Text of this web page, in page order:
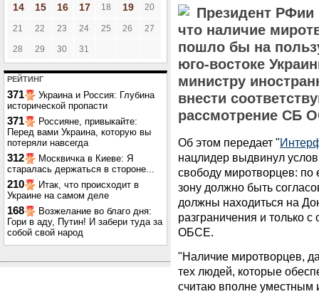
14
15 16 17 18 19 20
21 22 23 24 25 26 27
28 29 30 31
РЕЙТИНГ
371
Украина и Россия: Глубина
исторической пропасти
371
Россияне, привыкайте:
Перед вами Украина, которую вы
потеряли навсегда
312
Москвичка в Киеве: Я
старалась держаться в стороне...
210
Итак, что происходит в
Украине на самом деле
168
Возжелание во благо дня:
Гори в аду, Путин! И забери туда за
собой свой народ
Президент
что наличие
пошло бы на
юго-востоке
министру
внести
рассмотрение СБ
Об этом передает "
нацлидер выдвинул
свободу миротворцев: по
зону должно быть
должны находиться на
разграничения и только
ОБСЕ.
"Наличие миротворцев,
тех людей, которые
считаю вполне уместным